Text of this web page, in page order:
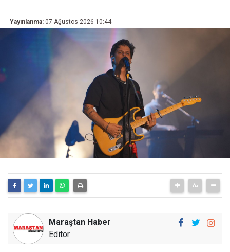
Yayınlanma: 07 Ağustos 2026 10:44
Maraştan Haber
Editör